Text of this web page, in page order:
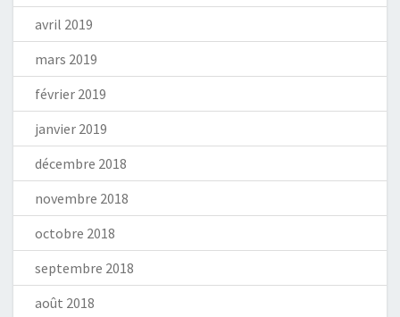
avril 2019
mars 2019
février 2019
janvier 2019
décembre 2018
novembre 2018
octobre 2018
septembre 2018
août 2018